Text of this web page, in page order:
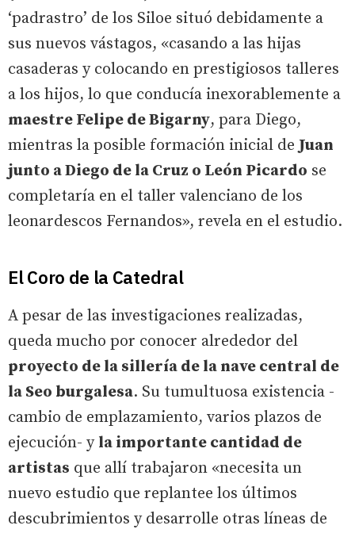
‘padrastro’ de los Siloe situó debidamente a
sus nuevos vástagos, «casando a las hijas
casaderas y colocando en prestigiosos talleres
a los hijos, lo que conducía inexorablemente a
maestre Felipe de Bigarny, para Diego,
mientras la posible formación inicial de Juan
junto a Diego de la Cruz o León Picardo se
completaría en el taller valenciano de los
leonardescos Fernandos», revela en el estudio.
El Coro de la Catedral
A pesar de las investigaciones realizadas,
queda mucho por conocer alrededor del
proyecto de la sillería de la nave central de
la Seo burgalesa. Su tumultuosa existencia -
cambio de emplazamiento, varios plazos de
ejecución- y la importante cantidad de
artistas que allí trabajaron «necesita un
nuevo estudio que replantee los últimos
descubrimientos y desarrolle otras líneas de